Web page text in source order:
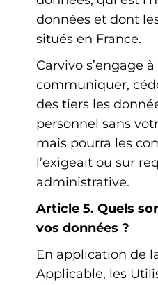
données et dont
situés en France.
Carvivo s’engage
communiquer,
des tiers les
personnel sans
mais pourra les
l’exigeait ou sur
administrative.
Article 5. Quels
vos données ?
En application de
Applicable, les